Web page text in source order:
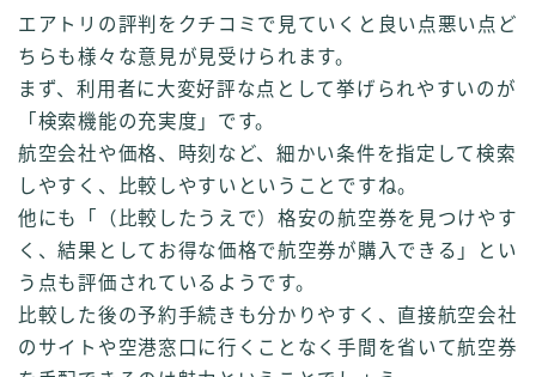
エアトリの評判をクチコミで見ていくと良い点悪い点ど
ちらも様々な意見が見受けられます。
まず、利用者に大変好評な点として挙げられやすいのが
「検索機能の充実度」です。
航空会社や価格、時刻など、細かい条件を指定して検索
しやすく、比較しやすいということですね。
他にも「（比較したうえで）格安の航空券を見つけやす
く、結果としてお得な価格で航空券が購入できる」とい
う点も評価されているようです。
比較した後の予約手続きも分かりやすく、直接航空会社
のサイトや空港窓口に行くことなく手間を省いて航空券